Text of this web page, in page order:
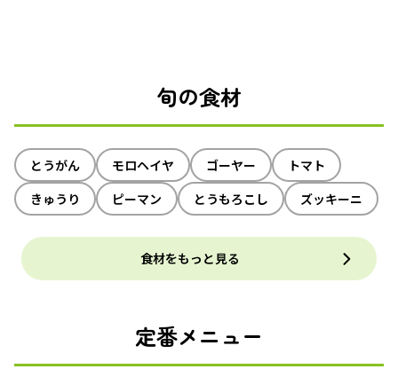
旬の食材
とうがん モロヘイヤ ゴーヤー
トマト
きゅうり
ピーマン とうもろこし ズッキーニ
食材をもっと見る
定番メニュー